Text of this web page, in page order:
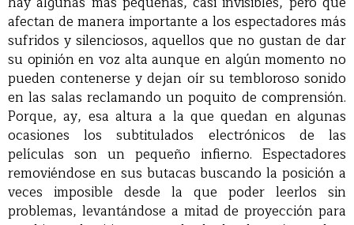
afectan de manera importante a los espectadores más
sufridos y silenciosos, aquellos que no gustan de dar
su opinión en voz alta aunque en algún momento no
pueden contenerse y dejan oír su tembloroso sonido
en las salas reclamando un poquito de comprensión.
Porque, ay, esa altura a la que quedan en algunas
ocasiones los subtitulados electrónicos de las
películas son un pequeño infierno. Espectadores
removiéndose en sus butacas buscando la posición a
veces imposible desde la que poder leerlos sin
problemas, levantándose a mitad de proyección para